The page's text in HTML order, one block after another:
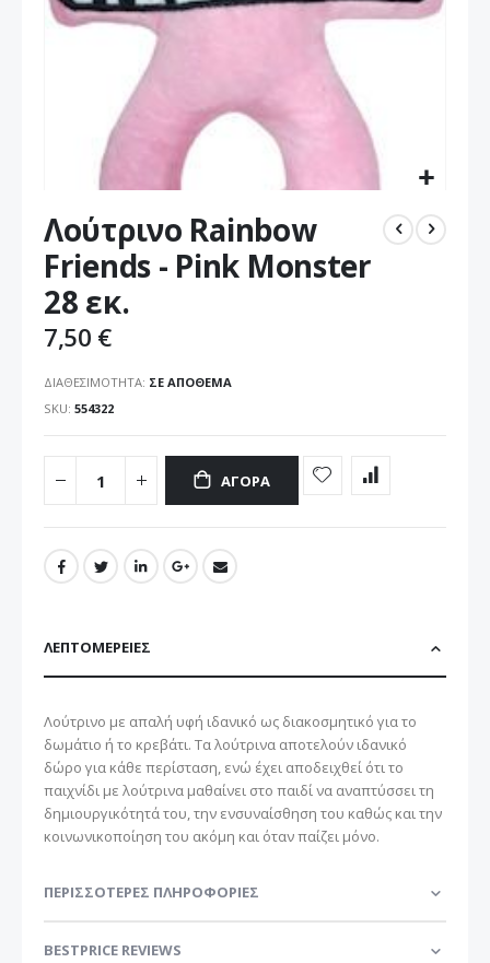
στην
αρχή
της
συλλογής
εικόνων
Λούτρινο Rainbow
Friends - Pink Monster
28 εκ.
7,50 €
ΔΙΑΘΕΣΙΜΌΤΗΤΑ: ΣΕ ΑΠΌΘΕΜΑ
SKU 554322
ΑΓΟΡΆ
ΛΕΠΤΟΜΈΡΕΙΕΣ
Λούτρινο με απαλή υφή ιδανικό ως διακοσμητικό για το
δωμάτιο ή το κρεβάτι. Τα λούτρινα αποτελούν ιδανικό
δώρο για κάθε περίσταση, ενώ έχει αποδειχθεί ότι το
παιχνίδι με λούτρινα μαθαίνει στο παιδί να αναπτύσσει τη
δημιουργικότητά του, την ενσυναίσθηση του καθώς και την
κοινωνικοποίηση του ακόμη και όταν παίζει μόνο.
ΠΕΡΙΣΣΌΤΕΡΕΣ ΠΛΗΡΟΦΟΡΊΕΣ
BESTPRICE REVIEWS